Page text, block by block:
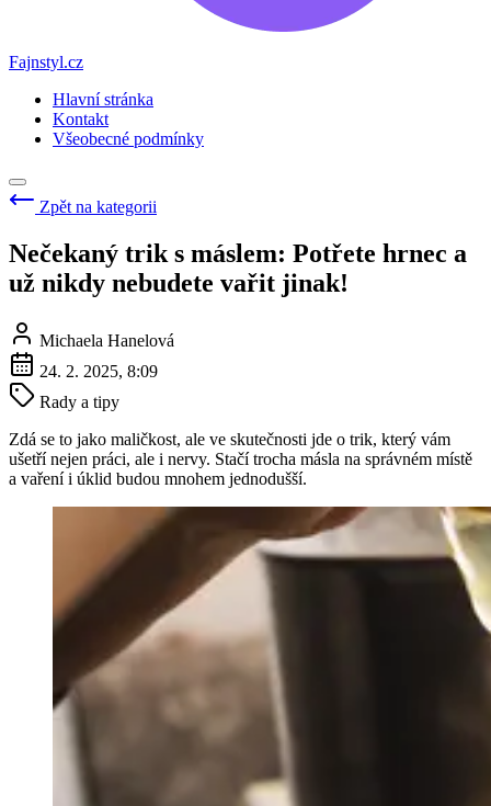
Fajnstyl.cz
Hlavní stránka
Kontakt
Všeobecné podmínky
Zpět na kategorii
Nečekaný trik s máslem: Potřete hrnec a
už nikdy nebudete vařit jinak!
Michaela Hanelová
24. 2. 2025, 8:09
Rady a tipy
Zdá se to jako maličkost, ale ve skutečnosti jde o trik, který vám
ušetří nejen práci, ale i nervy. Stačí trocha másla na správném místě
a vaření i úklid budou mnohem jednodušší.